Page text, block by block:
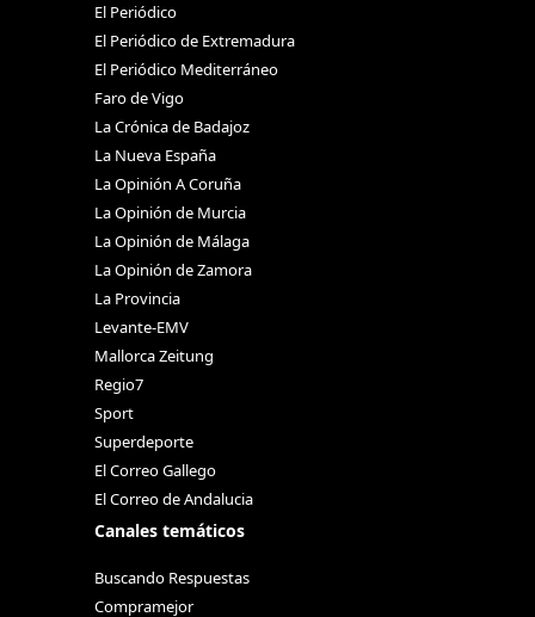
El Periódico
El Periódico de Extremadura
El Periódico Mediterráneo
Faro de Vigo
La Crónica de Badajoz
La Nueva España
La Opinión A Coruña
La Opinión de Murcia
La Opinión de Málaga
La Opinión de Zamora
La Provincia
Levante-EMV
Mallorca Zeitung
Regio7
Sport
Superdeporte
El Correo Gallego
El Correo de Andalucia
Canales temáticos
Buscando Respuestas
Compramejor